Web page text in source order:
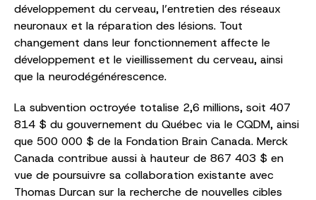
développement du cerveau, l’entretien des réseaux
neuronaux et la réparation des lésions. Tout
changement dans leur fonctionnement affecte le
développement et le vieillissement du cerveau, ainsi
que la neurodégénérescence.
La subvention octroyée totalise 2,6 millions, soit 407
814 $ du gouvernement du Québec via le CQDM, ainsi
que 500 000 $ de la Fondation Brain Canada. Merck
Canada contribue aussi à hauteur de 867 403 $ en
vue de poursuivre sa collaboration existante avec
Thomas Durcan sur la recherche de nouvelles cibles